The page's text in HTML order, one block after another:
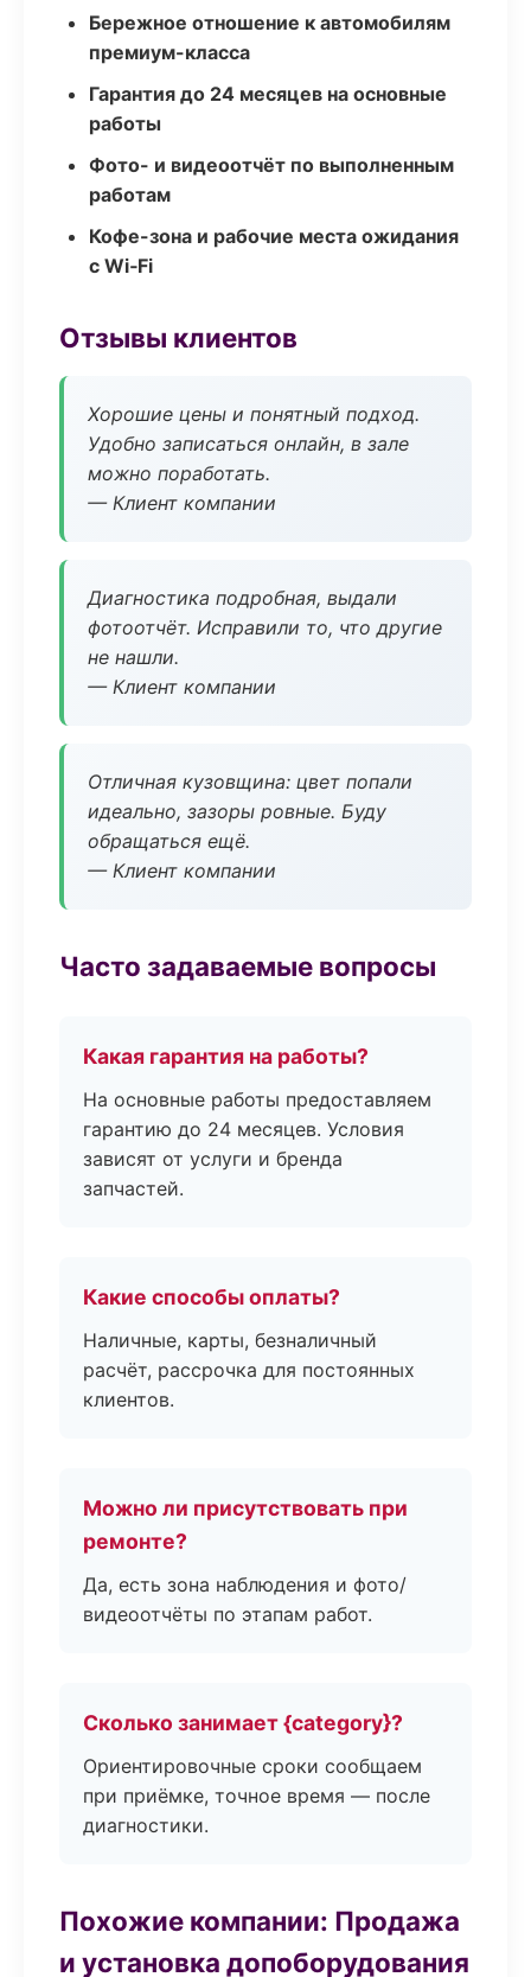
Бережное отношение к автомобилям
премиум-класса
Гарантия до 24 месяцев на основные
работы
Фото- и видеоотчёт по выполненным
работам
Кофе-зона и рабочие места ожидания
с Wi‑Fi
Отзывы клиентов
Хорошие цены и понятный подход.
Удобно записаться онлайн, в зале
можно поработать.
— Клиент компании
Диагностика подробная, выдали
фотоотчёт. Исправили то, что другие
не нашли.
— Клиент компании
Отличная кузовщина: цвет попали
идеально, зазоры ровные. Буду
обращаться ещё.
— Клиент компании
Часто задаваемые вопросы
Какая гарантия на работы?
На основные работы предоставляем
гарантию до 24 месяцев. Условия
зависят от услуги и бренда
запчастей.
Какие способы оплаты?
Наличные, карты, безналичный
расчёт, рассрочка для постоянных
клиентов.
Можно ли присутствовать при
ремонте?
Да, есть зона наблюдения и фото/
видеоотчёты по этапам работ.
Сколько занимает {category}?
Ориентировочные сроки сообщаем
при приёмке, точное время — после
диагностики.
Похожие компании: Продажа
и установка допоборудования